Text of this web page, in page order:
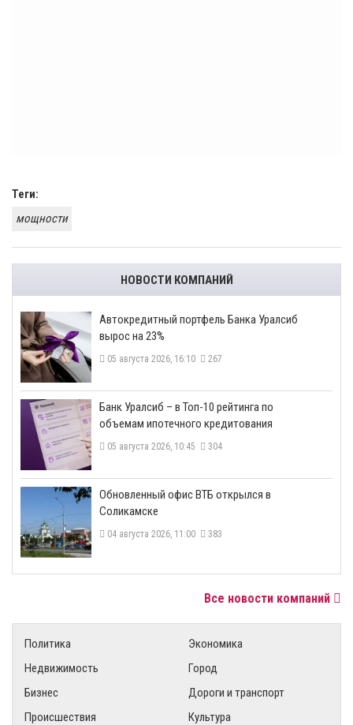
Теги:
мощности
НОВОСТИ КОМПАНИЙ
​Автокредитный портфель Банка Уралсиб
вырос на 23%
05 августа 2026, 16:10 267
​Банк Уралсиб – в Топ-10 рейтинга по
объемам ипотечного кредитования
05 августа 2026, 10:45 304
​Обновленный офис ВТБ открылся в
Соликамске
04 августа 2026, 11:00 383
Все новости компаний
Политика
Экономика
Недвижимость
Город
Бизнес
Дороги и транспорт
Происшествия
Культура